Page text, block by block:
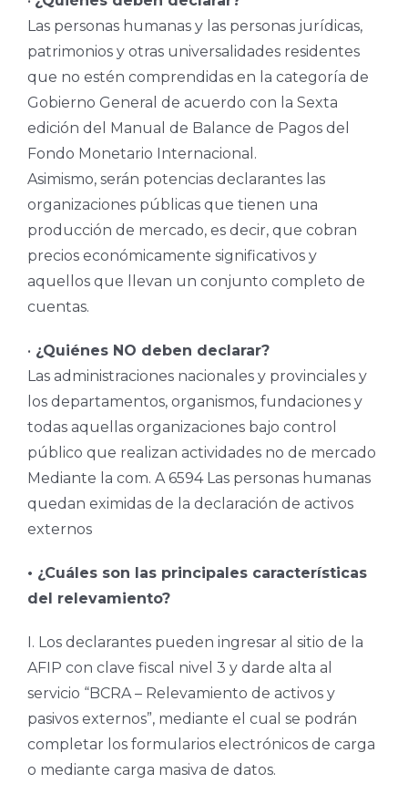
Las personas humanas y las personas jurídicas,
patrimonios y otras universalidades residentes
que no estén comprendidas en la categoría de
Gobierno General de acuerdo con la Sexta
edición del Manual de Balance de Pagos del
Fondo Monetario Internacional.
Asimismo, serán potencias declarantes las
organizaciones públicas que tienen una
producción de mercado, es decir, que cobran
precios económicamente significativos y
aquellos que llevan un conjunto completo de
cuentas.
• ¿Quiénes NO deben declarar?
Las administraciones nacionales y provinciales y
los departamentos, organismos, fundaciones y
todas aquellas organizaciones bajo control
público que realizan actividades no de mercado
Mediante la com. A 6594 Las personas humanas
quedan eximidas de la declaración de activos
externos
• ¿Cuáles son las principales características
del relevamiento?
I. Los declarantes pueden ingresar al sitio de la
AFIP con clave fiscal nivel 3 y darde alta al
servicio “BCRA – Relevamiento de activos y
pasivos externos”, mediante el cual se podrán
completar los formularios electrónicos de carga
o mediante carga masiva de datos.